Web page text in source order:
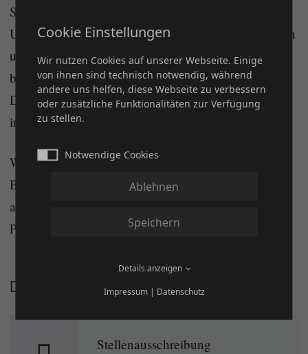
Sie sind textaffin, kennen die Wege der
Unternehmenskommunikation nach innen und außen
und sind vielleicht sogar noch in der Pferdewelt
beheimatet? Dann bewerben Sie sich jetzt bei der
DQHA. Weitere Informationen zur Stelle finden Sie
in der angehängten Stellenausschreibung.
Wir freuen uns auf Ihre aussagekräftigen
Bewerbungsunterlagen, die Sie an
angela.baar@dqha.de
PDF Datei mit max. 5MB.
Dateien
Stellenausschreibung
Cookie Einstellungen
Wir nutzen Cookies auf unserer Webseite. Einige
von ihnen sind technisch notwendig, während
andere uns helfen, diese Webseite zu verbessern
oder zusätzliche Funktionalitäten zur Verfügung
zu stellen.
Notwendige Cookies
Ablehnen
Speichern
Details anzeigen
Impressum| Datenschutz